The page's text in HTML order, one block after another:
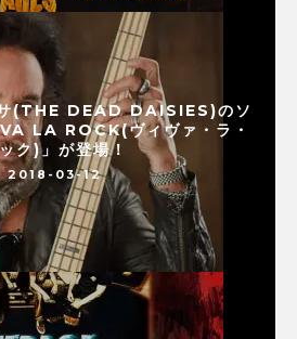
サ(THE DEAD DAISIES)のソ
LA ROCK(ヴィヴァ・ラ・
ク)」が登場！
2018-03-12